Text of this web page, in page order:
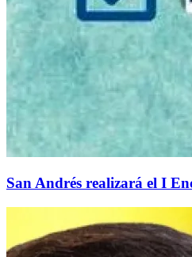
San Andrés realizará el I